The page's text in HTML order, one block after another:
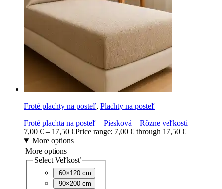
Froté plachty na posteľ, Plachty na posteľ
Froté plachta na posteľ – Piesková – Rôzne veľkosti
7,00 € – 17,50 €Price range: 7,00 € through 17,50 €
More options
More options
Select Veľkosť
60×120 cm
90×200 cm